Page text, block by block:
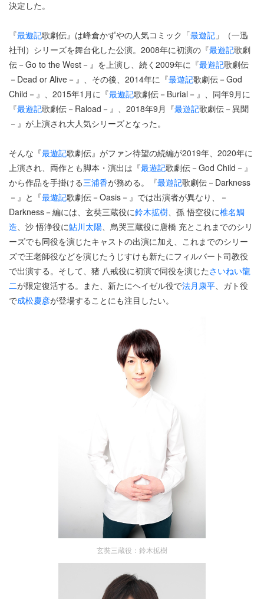
決定した。
『最遊記歌劇伝』は峰倉かずやの人気コミック「最遊記 」（一迅
社刊）シリーズを舞台化した公演。2008年に初演の『最遊記歌劇
伝－Go to the West－』を上演し、続く2009年に『最遊記歌劇伝
－Dead or Alive－』、その後、2014年に『最遊記歌劇伝－God
Child－』、2015年1月に『最遊記歌劇伝－Burial－』、同年9月に
『最遊記歌劇伝－Raload－』、2018年9月『最遊記歌劇伝－異聞
－』が上演され大人気シリーズとなった。
そんな『最遊記歌劇伝』がファン待望の続編が2019年、2020年に
上演され、両作とも脚本・演出は『最遊記歌劇伝－God Child－』
から作品を手掛ける三浦香が務める。『最遊記歌劇伝－Darkness
－』と『最遊記歌劇伝－Oasis－』では出演者が異なり、－
Darkness－編には、玄奘三蔵役に鈴木拡樹、孫 悟空役に椎名鯛
造、沙 悟浄役に鮎川太陽、烏哭三蔵役に唐橋 充とこれまでのシリ
ーズでも同役を演じたキャストの出演に加え、これまでのシリー
ズで王老師役などを演じたうじすけも新たにフィルバート司教役
で出演する。そして、猪 八戒役に初演で同役を演じたさいねい龍
二が限定復活する。また、新たにヘイゼル役で法月康平、ガト役
で成松慶彦が登場することにも注目したい。
玄奘三蔵役：鈴木拡樹